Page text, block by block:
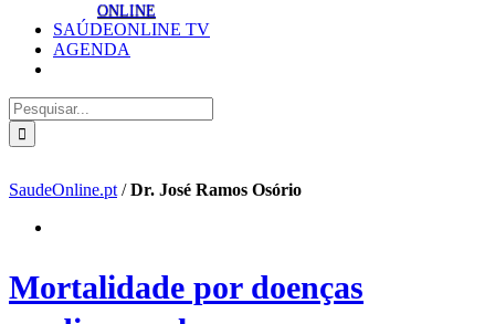
ONLINE
SAÚDEONLINE TV
AGENDA
Pesquisar
SaudeOnline.pt /Dr. José Ramos Osório
Mortalidade por doenças